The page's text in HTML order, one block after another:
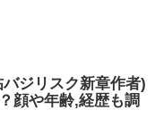
ジリスク新章作者)
顔や年齢,経歴も調